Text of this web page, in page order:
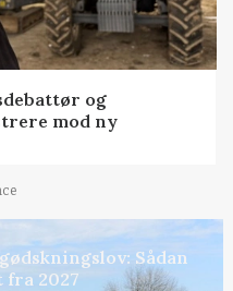
og
mod ny
Sådan
2027